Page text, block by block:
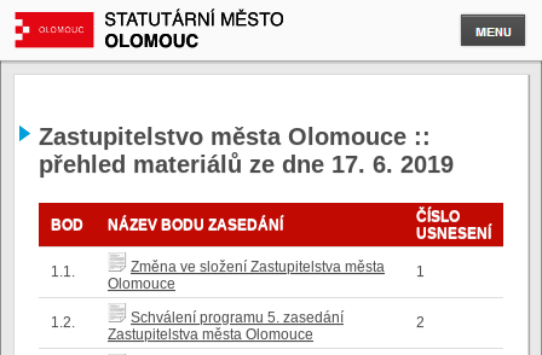
Zastupitelstvo města Olomouce ::
přehled materiálů ze dne 17. 6. 2019
BOD NÁZEV BODU ZASEDÁNÍ
ČÍSLO
USNESENÍ
1.1.
Změna ve složení Zastupitelstva města
Olomouce
1
1.2.
Schválení programu 5. zasedání
Zastupitelstva města Olomouce
2